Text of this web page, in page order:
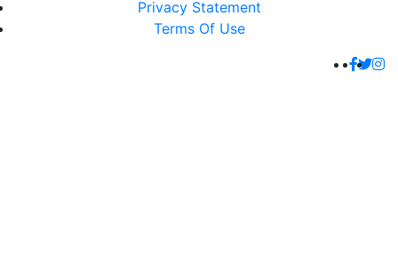
Privacy Statement
Terms Of Use